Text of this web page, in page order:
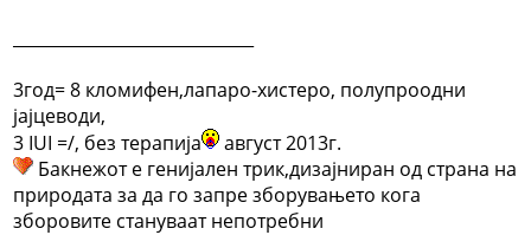
3год= 8 кломифен,лапаро-хистеро, полупроодни
јајцеводи,
3 IUI =/, без терапија
август 2013г.
Бакнежот е генијален трик,дизајниран од страна на
природата за да го запре зборувањето кога
зборовите стануваат непотребни